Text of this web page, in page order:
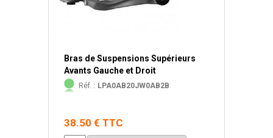
Bras de Suspensions Supérieurs
Avants Gauche et Droit
Réf. : LPA0AB20JW0AB2B
38.50 € TTC